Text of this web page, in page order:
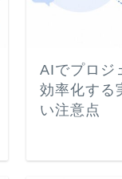
AIでプロジ
効率化する
い注意点